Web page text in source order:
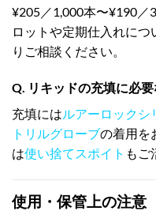
¥205／1,000本〜¥190／
ロットや定期仕入れにつ
りご相談ください。
Q. リキッドの充填に必
充填にはルアーロックシ
トリルグローブの着用を
は使い捨てスポイト もご
使用・保管上の注意